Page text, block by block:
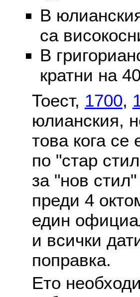
В
са
В
кратни на
Тоест, 1700,
юлианския,
това кога
по "стар
за "нов
преди 4
един
и всички
поправка.
Ето